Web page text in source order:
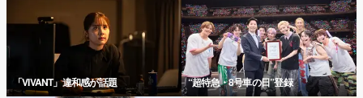
「VIVANT」違和感が話題 “超特急・8号車の日”登録